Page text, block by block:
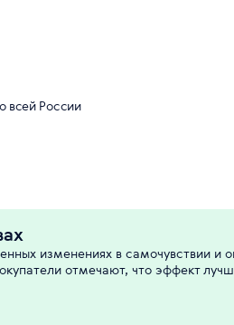
всей России
изменениях в самочувствии и
отмечают, что эффект